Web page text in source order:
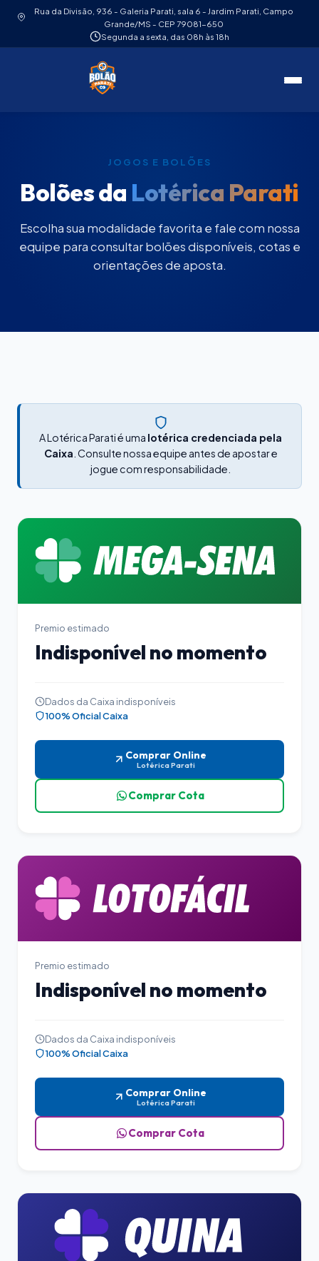
Rua da Divisão, 936 - Galeria Parati, sala 6 - Jardim Parati, Campo
Grande/MS - CEP 79081-650
Segunda a sexta, das 08h às 18h
JOGOS E BOLÕES
Bolões da Lotérica Parati
Escolha sua modalidade favorita e fale com nossa
equipe para consultar bolões disponíveis, cotas e
orientações de aposta.
A Lotérica Parati é uma lotérica credenciada pela
Caixa . Consulte nossa equipe antes de apostar e
jogue com responsabilidade.
Premio estimado
Indisponível no momento
Dados da Caixa indisponíveis
100% Oficial Caixa
Comprar Online
Lotérica Parati
Comprar Cota
Premio estimado
Indisponível no momento
Dados da Caixa indisponíveis
100% Oficial Caixa
Comprar Online
Lotérica Parati
Comprar Cota